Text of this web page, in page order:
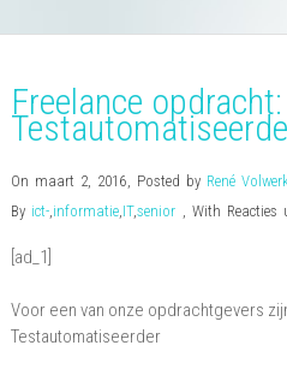
Freelance opdracht:
On maart 2, 2016, Posted by René
By ict-,informatie,IT,senior , With Reacties
[ad_1]
Voor een van onze opdrachtgevers
Testautomatiseerder